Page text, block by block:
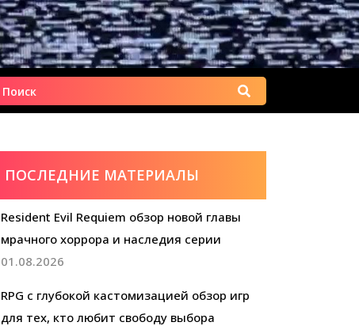
Найти:
ПОСЛЕДНИЕ МАТЕРИАЛЫ
Resident Evil Requiem обзор новой главы
мрачного хоррора и наследия серии
01.08.2026
RPG с глубокой кастомизацией обзор игр
для тех, кто любит свободу выбора